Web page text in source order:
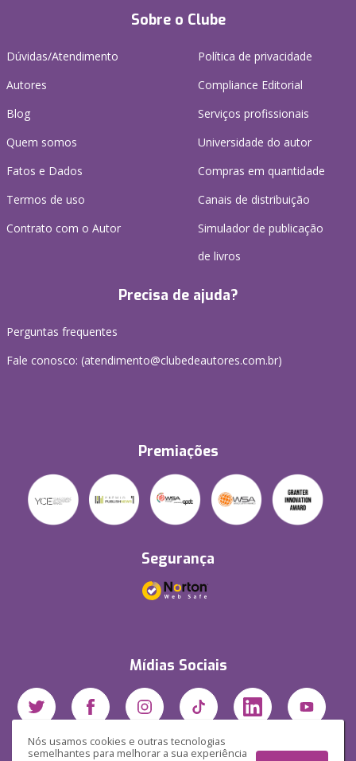
Nós usamos cookies e outras tecnologias
semelhantes para melhorar a sua experiência
Sobre o Clube
Dúvidas/Atendimento
Autores
Blog
Quem somos
Fatos e Dados
Termos de uso
Contrato com o Autor
Política de privacidade
Compliance Editorial
Serviços profissionais
Universidade do autor
Compras em quantidade
Canais de distribuição
Simulador de publicação
de livros
Precisa de ajuda?
Perguntas frequentes
Fale conosco: (atendimento@clubedeautores.com.br)
Premiações
Segurança
Mídias Sociais